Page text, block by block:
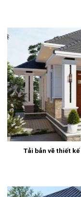
Tải bản vẽ thiết